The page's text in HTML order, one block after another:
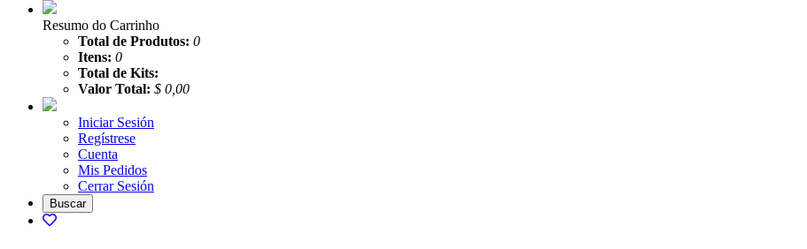
Resumo do Carrinho
Total de Produtos: 0
Itens: 0
Total de Kits:
Valor Total: $ 0,00
Iniciar Sesión
Regístrese
Cuenta
Mis Pedidos
Cerrar Sesión